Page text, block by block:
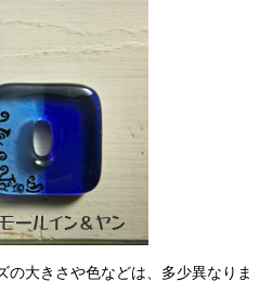
の大きさや色などは、多少異なりま